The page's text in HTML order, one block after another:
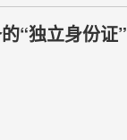
“独立身份证”